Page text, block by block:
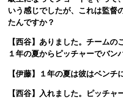
いう感じでしたが、これは監督
たんですか？
【西谷】ありました。チームの
１年の夏からピッチャーでバン
【伊藤】１年の夏は彼はベンチ
【西谷】入れました。ピッチ